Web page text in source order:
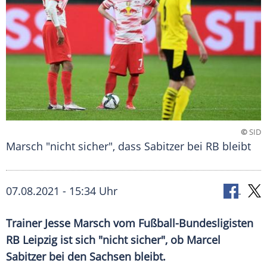
©SID
Marsch "nicht sicher", dass Sabitzer bei RB bleibt
07.08.2021 - 15:34 Uhr
Trainer Jesse Marsch vom Fußball-Bundesligisten
RB Leipzigist sich "nicht sicher", ob Marcel
Sabitzerbei den Sachsen bleibt.